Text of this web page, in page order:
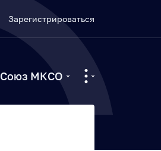
Зарегистрироваться
Союз МКСО